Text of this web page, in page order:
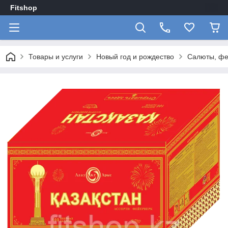
Fitshop
Товары и услуги Новый год и рождество Салюты,